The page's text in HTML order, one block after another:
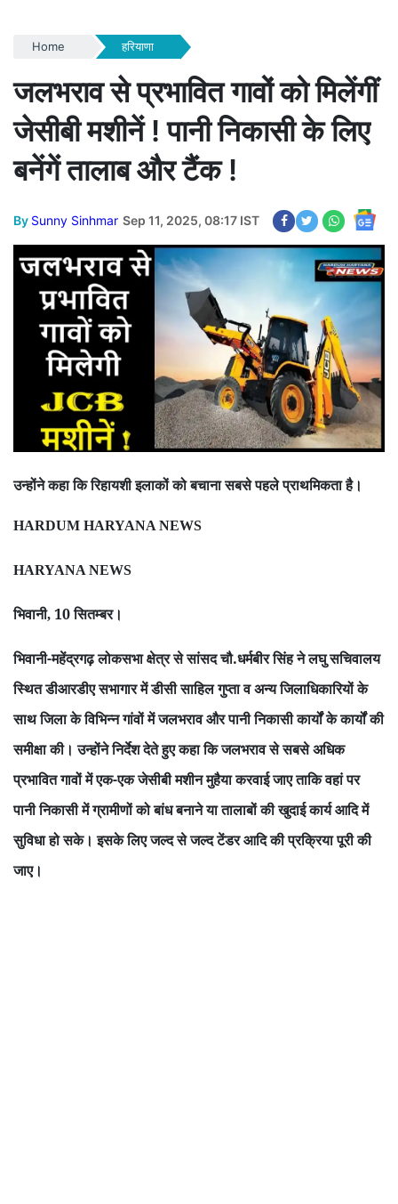
Home हरियाणा
जलभराव से प्रभावित गावों को मिलेंगीं
जेसीबी मशीनें ! पानी निकासी के लिए
बनेंगें तालाब और टैंक !
By Sunny Sinhmar Sep 11, 2025, 08:17 IST
उन्होंने कहा कि रिहायशी इलाकों को बचाना सबसे पहले प्राथमिकता है।
HARDUM HARYANA NEWS
HARYANA NEWS
भिवानी, 10 सितम्बर।
भिवानी-महेंद्रगढ़ लोकसभा क्षेत्र से सांसद चौ.धर्मबीर सिंह ने लघु सचिवालय
स्थित डीआरडीए सभागार में डीसी साहिल गुप्ता व अन्य जिलाधिकारियों के
साथ जिला के विभिन्न गांवों में जलभराव और पानी निकासी कार्यों के कार्यों की
समीक्षा की। उन्होंने निर्देश देते हुए कहा कि जलभराव से सबसे अधिक
प्रभावित गावों में एक-एक जेसीबी मशीन मुहैया करवाई जाए ताकि वहां पर
पानी निकासी में ग्रामीणों को बांध बनाने या तालाबों की खुदाई कार्य आदि में
सुविधा हो सके। इसके लिए जल्द से जल्द टेंडर आदि की प्रक्रिया पूरी की
जाए।